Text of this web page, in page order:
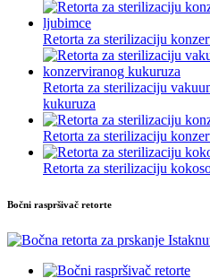
Retorta za sterilizaciju
Retorta za sterilizaciju
kukuruza
Retorta za sterilizaciju
Retorta za sterilizaciju
Bočni raspršivač retorte